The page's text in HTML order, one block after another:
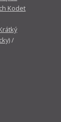
Kodet
/